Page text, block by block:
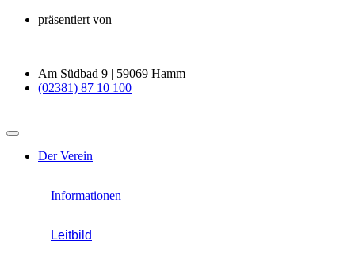
präsentiert von
Am Südbad 9 | 59069 Hamm
(02381) 87 10 100
Der Verein
Informationen
Leitbild